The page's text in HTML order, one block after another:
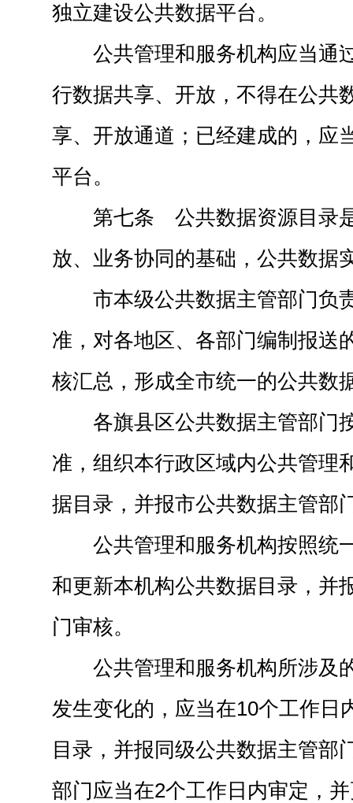
独立建设公共数据平台。
公共管理和服务机构应当通
行数据共享、开放，不得在公共
享、开放通道；已经建成的，应
平台。
第七条 公共数据资源目录
放、业务协同的基础，公共数据
市本级公共数据主管部门负
准，对各地区、各部门编制报送
核汇总，形成全市统一的公共数
各旗县区公共数据主管部门
准，组织本行政区域内公共管理
据目录，并报市公共数据主管部
公共管理和服务机构按照统
和更新本机构公共数据目录，并
门审核。
公共管理和服务机构所涉及
发生变化的，应当在10个工作日
目录，并报同级公共数据主管部
部门应当在2个工作日内审定，